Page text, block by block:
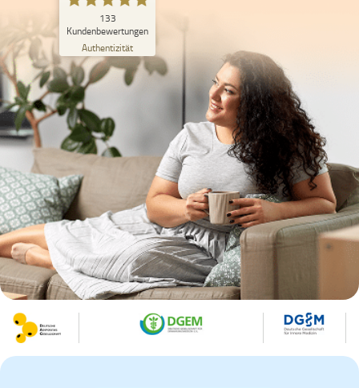
133
Kundenbewertungen
Authentizität
SEHR GUT
/
5,00
Bewertungen von
5
anderen Quellen
Blick aufs ProvenExpert-Profil werfen